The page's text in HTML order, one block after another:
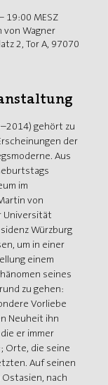
19:00 MESZ
von Wagner
2, Tor A, 97070
gehört zu
der
Aus
im
von
Universität
Würzburg
um in einer
einem
seines
zu gehen:
Vorliebe
Neuheit ihn
er immer
Orte, die seine
Auf seinen
nach